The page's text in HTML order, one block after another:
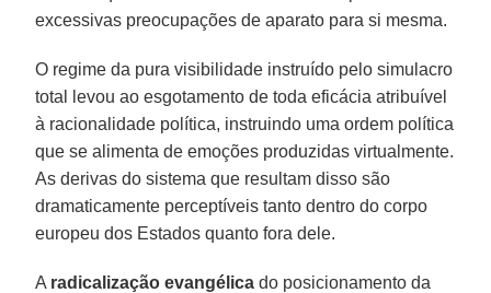
excessivas preocupações de aparato para si mesma.
O regime da pura visibilidade instruído pelo simulacro
total levou ao esgotamento de toda eficácia atribuível
à racionalidade política, instruindo uma ordem política
que se alimenta de emoções produzidas virtualmente.
As derivas do sistema que resultam disso são
dramaticamente perceptíveis tanto dentro do corpo
europeu dos Estados quanto fora dele.
A radicalização evangélica do posicionamento da